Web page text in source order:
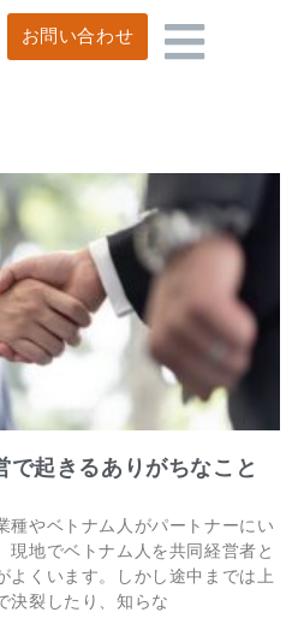
お問い合わせ
起きるありがちなこと
種やベトナム人がパートナーにい
現地でベトナム人を共同経営者と
よくいます。しかし途中までは上
決裂したり、知らな